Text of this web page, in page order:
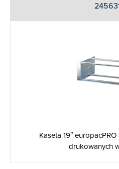
Kaseta 19″
drukowanych